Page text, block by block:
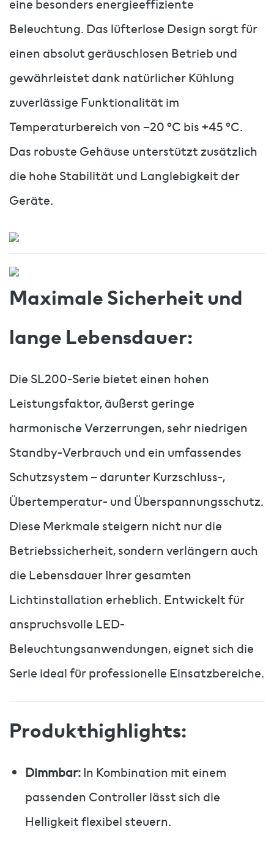
eine besonders energieeffiziente
Beleuchtung. Das lüfterlose Design sorgt für
einen absolut geräuschlosen Betrieb und
gewährleistet dank natürlicher Kühlung
zuverlässige Funktionalität im
Temperaturbereich von –20 °C bis +45 °C.
Das robuste Gehäuse unterstützt zusätzlich
die hohe Stabilität und Langlebigkeit der
Geräte.
Maximale Sicherheit und
lange Lebensdauer:
Die SL200-Serie bietet einen hohen
Leistungsfaktor, äußerst geringe
harmonische Verzerrungen, sehr niedrigen
Standby-Verbrauch und ein umfassendes
Schutzsystem – darunter Kurzschluss-,
Übertemperatur- und Überspannungsschutz.
Diese Merkmale steigern nicht nur die
Betriebssicherheit, sondern verlängern auch
die Lebensdauer Ihrer gesamten
Lichtinstallation erheblich. Entwickelt für
anspruchsvolle LED-
Beleuchtungsanwendungen, eignet sich die
Serie ideal für professionelle Einsatzbereiche.
Produkthighlights:
Dimmbar:In Kombination mit einem
passenden Controller lässt sich die
Helligkeit flexibel steuern.